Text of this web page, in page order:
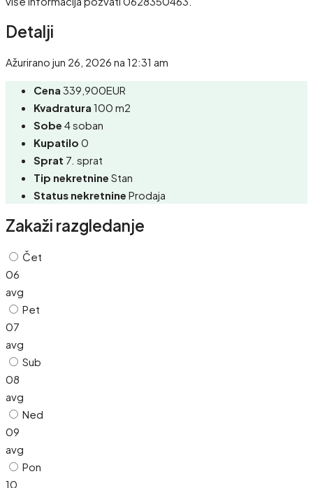
Detalji
Ažurirano jun 26, 2026 na 12:31 am
Cena 339,900EUR
Kvadratura 100 m2
Sobe 4 soban
Kupatilo 0
Sprat 7. sprat
Tip nekretnine Stan
Status nekretnine Prodaja
Zakaži razgledanje
Čet
06
avg
Pet
07
avg
Sub
08
avg
Ned
09
avg
Pon
10